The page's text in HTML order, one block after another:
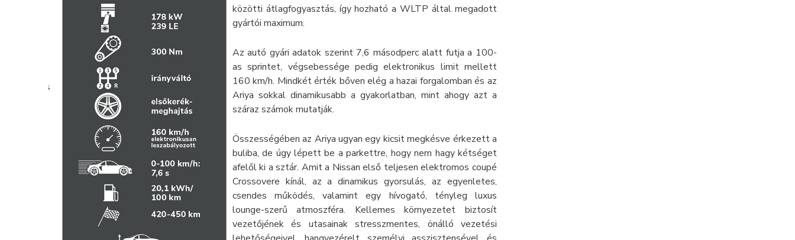
közötti átlagfogyasztás, így hozható a WLTP által megadott
gyártói maximum.
Az autó gyári adatok szerint 7,6 másodperc alatt futja a 100-
as sprintet, végsebessége pedig elektronikus limit mellett
160 km/h. Mindkét érték bőven elég a hazai forgalomban és az
Ariya sokkal dinamikusabb a gyakorlatban, mint ahogy azt a
száraz számok mutatják.
Összességében az Ariya ugyan egy kicsit megkésve érkezett a
buliba, de úgy lépett be a parkettre, hogy nem hagy kétséget
afelől ki a sztár. Amit a Nissan első teljesen elektromos coupé
Crossovere kínál, az a dinamikus gyorsulás, az egyenletes,
csendes működés, valamint egy hívogató, tényleg luxus
lounge-szerű atmoszféra. Kellemes környezetet biztosít
vezetőjének és utasainak stresszmentes, önálló vezetési